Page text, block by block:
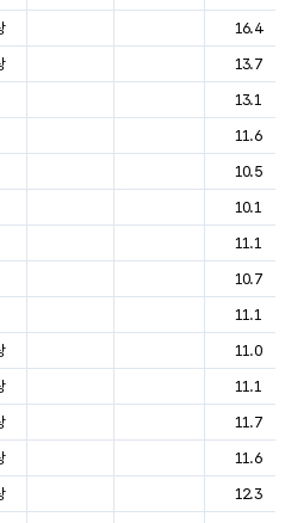
16.4
13.7
13.1
11.6
10.5
10.1
11.1
10.7
11.1
11.0
11.1
11.7
11.6
12.3